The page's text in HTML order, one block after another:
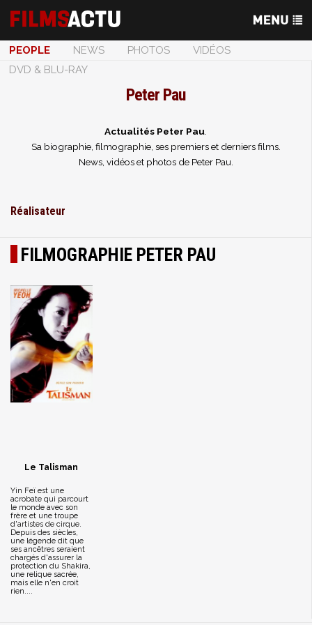
PEOPLE NEWS PHOTOS
VIDÉOS
DVD & BLU-RAY
Peter Pau
Actualités Peter Pau
Sa biographie, filmographie, ses premiers et derniers films.
News, vidéos et photos de Peter Pau.
Réalisateur
FILMOGRAPHIE PETER PAU
Le Talisman
Yin Feï est une
acrobate qui parcourt
le monde avec son
frère et une troupe
d'artistes de cirque.
Depuis des siècles,
une légende dit que
ses ancêtres seraient
chargés d'assurer la
protection du Shakira,
une relique sacrée,
mais elle n'en croit
rien....